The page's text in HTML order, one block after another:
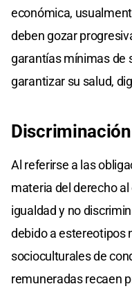
económica,
deben gozar
garantías mínimas de
garantizar su salud,
Discriminación
Al referirse a las
materia del derecho
igualdad y no
debido a estereotipos
socioculturales de
remuneradas recaen